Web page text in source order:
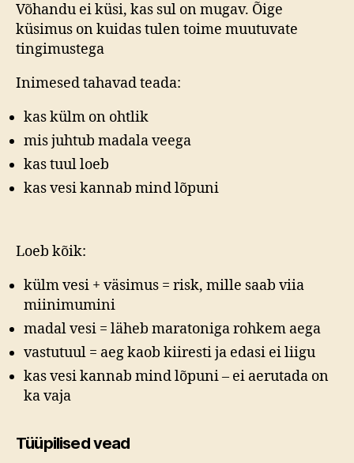
Võhandu ei küsi, kas sul on mugav. Õige
küsimus on kuidas tulen toime muutuvate
tingimustega
Inimesed tahavad teada:
kas külm on ohtlik
mis juhtub madala veega
kas tuul loeb
kas vesi kannab mind lõpuni
Loeb kõik:
külm vesi + väsimus = risk, mille saab viia
miinimumini
madal vesi = läheb maratoniga rohkem aega
vastutuul = aeg kaob kiiresti ja edasi ei liigu
kas vesi kannab mind lõpuni – ei aerutada on
ka vaja
Tüüpilised vead